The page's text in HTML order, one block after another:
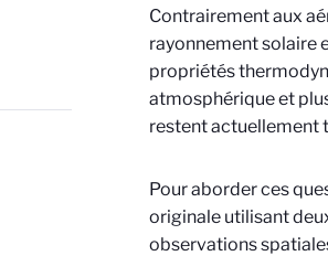
Contrairement aux
rayonnement solaire
propriétés
atmosphérique et
restent actuellement
Pour aborder ces
originale utilisant
observations